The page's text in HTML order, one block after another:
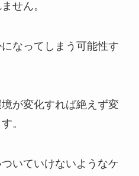
せん。
なってしまう可能性す
が変化すれば絶えず変
。
いていけないようなケ